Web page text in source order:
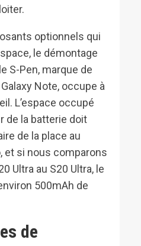
optionnels qui
le démontage
S-Pen, marque de
Note, occupe à
L’espace occupé
de la batterie doit
de la place au
et si nous comparons
Ultra au S20 Ultra, le
500mAh de
de